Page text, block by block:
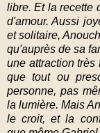
libre. Et la recette
d'amour. Aussi
et solitaire,
qu'auprès de sa
une attraction très
que tout ou
personne, pas
la lumière. Mais
le croit, et la